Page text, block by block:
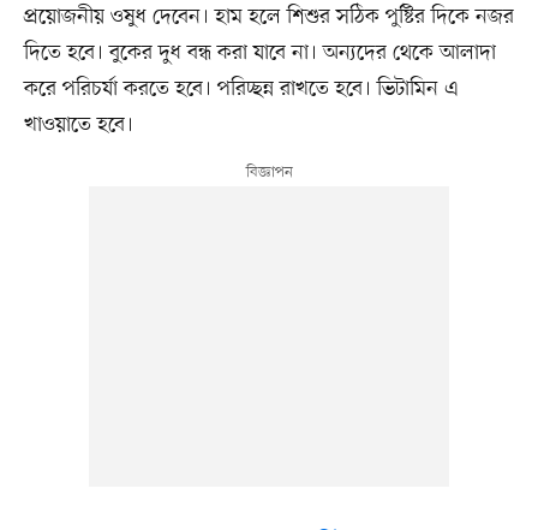
প্রয়োজনীয় ওষুধ দেবেন। হাম হলে শিশুর সঠিক পুষ্টির দিকে নজর
দিতে হবে। বুকের দুধ বন্ধ করা যাবে না। অন্যদের থেকে আলাদা
করে পরিচর্যা করতে হবে। পরিচ্ছন্ন রাখতে হবে। ভিটামিন এ
খাওয়াতে হবে।